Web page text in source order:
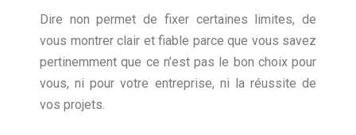
Dire non permet de fixer certaines limites, de
vous montrer clair et fiable parce que vous savez
pertinemment que ce n’est pas le bon choix pour
vous, ni pour votre entreprise, ni la réussite de
vos projets.